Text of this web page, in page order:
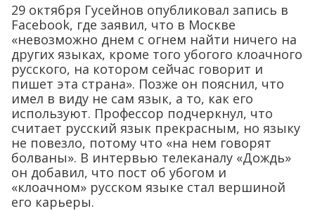
29 октября Гусейнов опубликовал запись в
Facebook, где заявил, что в Москве
«невозможно днем с огнем найти ничего на
других языках, кроме того убогого клоачного
русского, на котором сейчас говорит и
пишет эта страна». Позже он пояснил, что
имел в виду не сам язык, а то, как его
используют. Профессор подчеркнул, что
считает русский язык прекрасным, но языку
не повезло, потому что «на нем говорят
болваны». В интервью телеканалу «Дождь»
он добавил, что пост об убогом и
«клоачном» русском языке стал вершиной
его карьеры.